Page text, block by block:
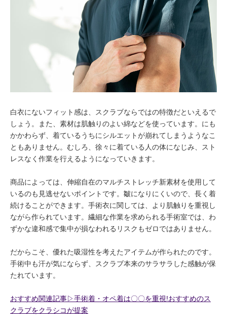
白衣にないフィット感は、スクラブならではの特徴だといえるで
しょう。また、素材は肌触りのよい綿などを使っています。にも
かかわらず、着ているうちにシルエットが崩れてしまうようなこ
ともありません。むしろ、徐々に着ている人の体になじみ、スト
レスなく作業を行えるようになっていきます。
商品によっては、伸縮自在のマルチストレッチ新素材を使用して
いるのも見逃せないポイントです。皺になりにくいので、長く着
続けることができます。手術衣に関しては、より肌触りを重視し
ながら作られています。繊細な作業を求められる手術室では、わ
ずかな違和感で集中が損なわれるリスクもゼロではありません。
だからこそ、優れた吸湿性を考えたアイテムが作られたのです。
手術中も汗が気にならず、スクラブ本来のサラサラした感触が保
たれています。
おすすめ関連記事▷手術着・オペ着は〇〇を重視!おすすめのス
クラブをクラシコが提案